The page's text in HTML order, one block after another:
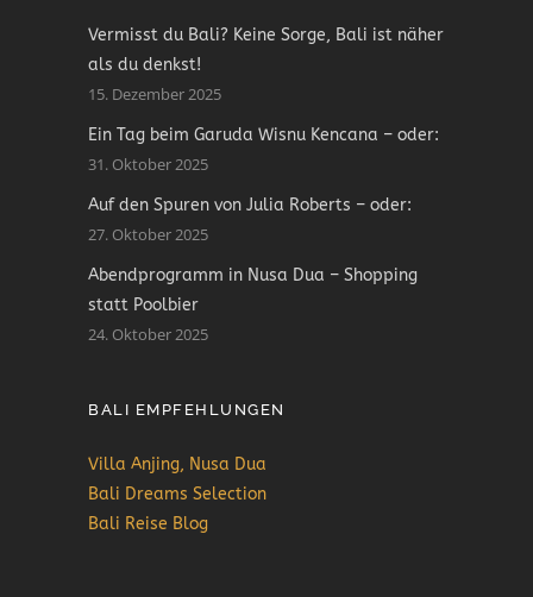
Vermisst du Bali? Keine Sorge, Bali ist näher
als du denkst!
15. Dezember 2025
Ein Tag beim Garuda Wisnu Kencana – oder:
31. Oktober 2025
Auf den Spuren von Julia Roberts – oder:
27. Oktober 2025
Abendprogramm in Nusa Dua – Shopping
statt Poolbier
24. Oktober 2025
BALI EMPFEHLUNGEN
Villa Anjing, Nusa Dua
Bali Dreams Selection
Bali Reise Blog